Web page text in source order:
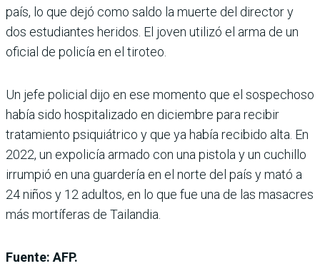
país, lo que dejó como saldo la muerte del director y
dos estudiantes heridos. El joven utilizó el arma de un
oficial de policía en el tiroteo.
Un jefe policial dijo en ese momento que el sospechoso
había sido hospitalizado en diciembre para recibir
tratamiento psiquiátrico y que ya había recibido alta. En
2022, un expolicía armado con una pistola y un cuchillo
irrumpió en una guardería en el norte del país y mató a
24 niños y 12 adultos, en lo que fue una de las masacres
más mortíferas de Tailandia.
Fuente: AFP.